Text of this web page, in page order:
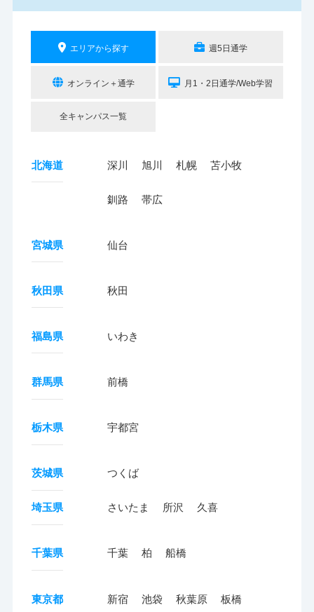
エリアから探す 週5日通学
オンライン＋通学 月1・2日通学/Web学習
全キャンパス一覧
北海道 深川 旭川 札幌 苫小牧
釧路 帯広
宮城県 仙台
秋田県 秋田
福島県 いわき
群馬県 前橋
栃木県 宇都宮
茨城県 つくば
埼玉県 さいたま 所沢 久喜
千葉県 千葉 柏 船橋
東京都 新宿 池袋 秋葉原 板橋